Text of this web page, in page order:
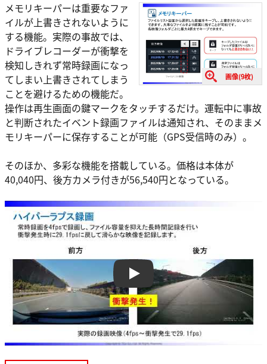
画像(9枚)
メモリキーパーは重要なファ
イルが上書きされないように
する機能。実際の事故では、
ドライブレコーダーが衝撃を
検知しきれず常時録画になっ
てしまい上書きされてしまう
ことを避けるための機能だ。
操作は再生画面の鍵マークをタッチするだけ。運転中に事故
と判断されたイベント録画ファイルは通知され、そのままメ
モリキーパーに保存することが可能（GPS受信時のみ）。
そのほか、多彩な機能を搭載している。価格は本体が
40,040円、後方カメラ付きが56,540円となっている。
Play